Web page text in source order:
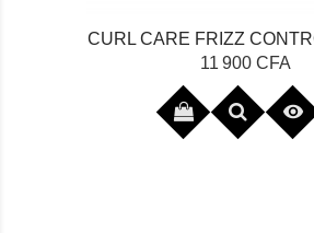
CURL CARE FRIZZ
Prix
11 900 CFA
